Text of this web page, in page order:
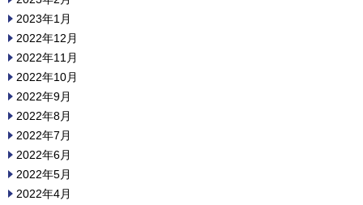
2023年1月
2022年12月
2022年11月
2022年10月
2022年9月
2022年8月
2022年7月
2022年6月
2022年5月
2022年4月